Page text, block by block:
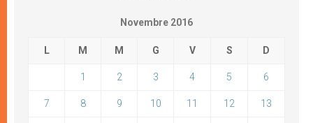
Novembre 2016
L M M G V S D
1 2 3 4 5 6
7 8 9 10 11 12 13